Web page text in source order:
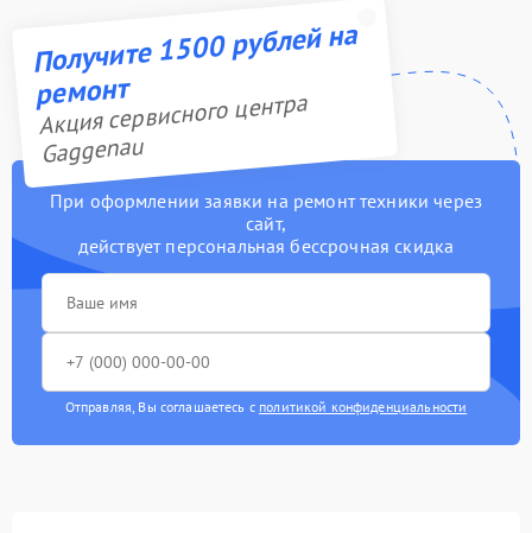
Получите 1500 рублей на
ремонт
Акция сервисного центра
Gaggenau
При оформлении заявки на ремонт техники через
сайт,
действует персональная бессрочная скидка
Отправляя, Вы соглашаетесь с политикой конфиденциальности